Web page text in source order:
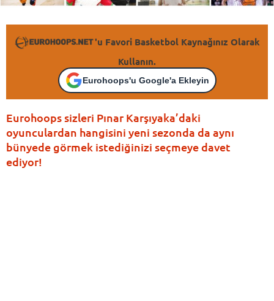
'u Favori Basketbol Kaynağınız Olarak
Kullanın.
Eurohoops'u Google'a Ekleyin
Eurohoops sizleri Pınar Karşıyaka’daki
oyunculardan hangisini yeni sezonda da aynı
bünyede görmek istediğinizi seçmeye davet
ediyor!